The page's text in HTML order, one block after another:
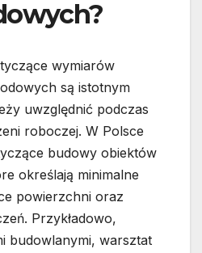
wymiarów
są istotnym
uwzględnić podczas
roboczej. W Polsce
budowy obiektów
określają minimalne
powierzchni oraz
Przykładowo,
budowlanymi, warsztat